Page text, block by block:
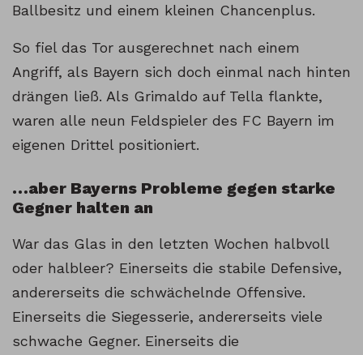
Ballbesitz und einem kleinen Chancenplus.
So fiel das Tor ausgerechnet nach einem
Angriff, als Bayern sich doch einmal nach hinten
drängen ließ. Als Grimaldo auf Tella flankte,
waren alle neun Feldspieler des FC Bayern im
eigenen Drittel positioniert.
…aber Bayerns Probleme gegen starke
Gegner halten an
War das Glas in den letzten Wochen halbvoll
oder halbleer? Einerseits die stabile Defensive,
andererseits die schwächelnde Offensive.
Einerseits die Siegesserie, andererseits viele
schwache Gegner. Einerseits die